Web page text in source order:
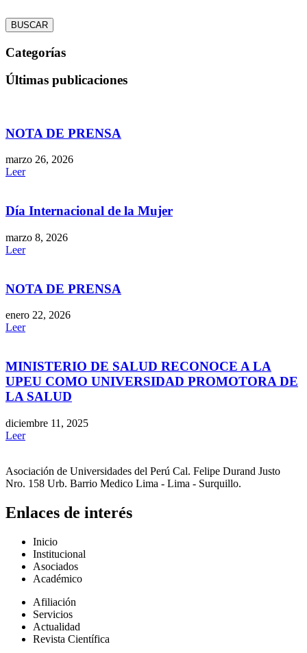
BUSCAR
Categorías
Últimas publicaciones
NOTA DE PRENSA
marzo 26, 2026
Leer
Día Internacional de la Mujer
marzo 8, 2026
Leer
NOTA DE PRENSA
enero 22, 2026
Leer
MINISTERIO DE SALUD RECONOCE A LA
UPEU COMO UNIVERSIDAD PROMOTORA DE
LA SALUD
diciembre 11, 2025
Leer
Asociación de Universidades del Perú Cal. Felipe Durand Justo
Nro. 158 Urb. Barrio Medico Lima - Lima - Surquillo.
Enlaces de interés
Inicio
Institucional
Asociados
Académico
Afiliación
Servicios
Actualidad
Revista Científica